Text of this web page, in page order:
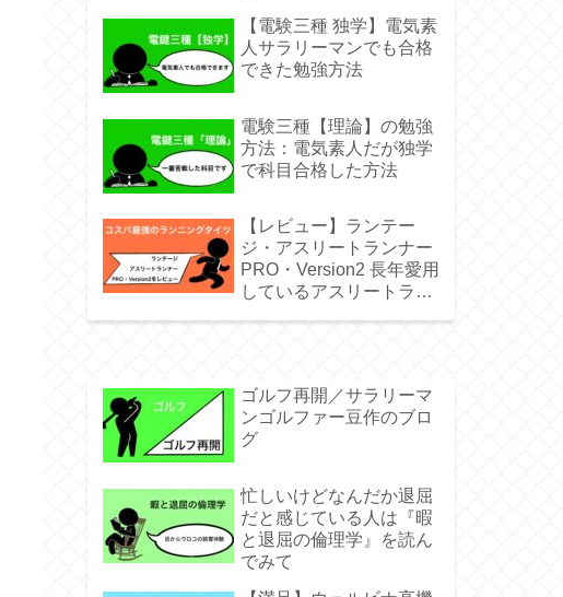
【電験三種 独学】電気素
人サラリーマンでも合格
できた勉強方法
電験三種【理論】の勉強
方法：電気素人だが独学
で科目合格した方法
【レビュー】ランテー
ジ・アスリートランナー
PRO・Version2 長年愛用
しているアスリートラン
ゴルフ再開／サラリーマ
ンゴルファー豆作のブロ
グ
忙しいけどなんだか退屈
だと感じている人は『暇
と退屈の倫理学』を読ん
でみて